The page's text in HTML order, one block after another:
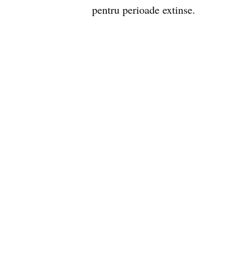
pentru perioade extinse.